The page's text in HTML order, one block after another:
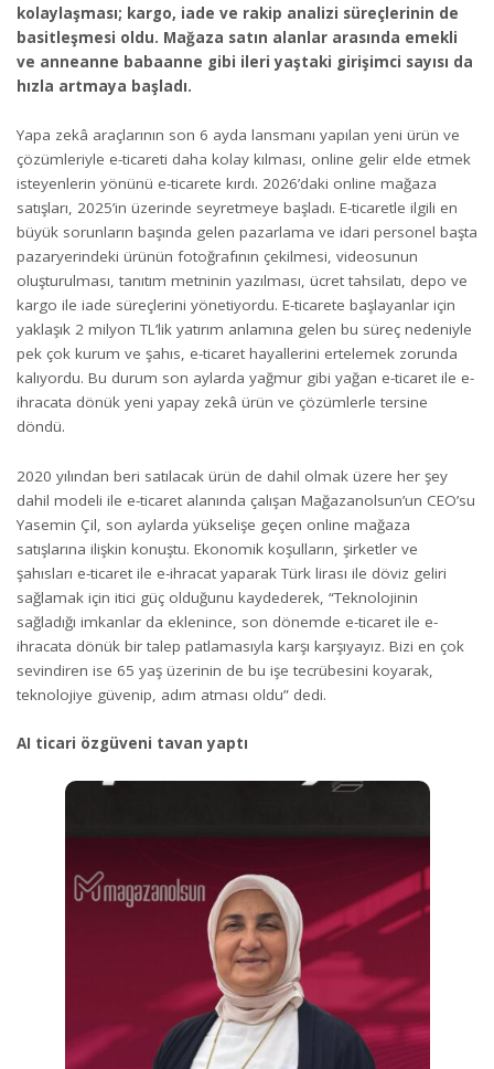
kolaylaşması; kargo, iade ve rakip analizi süreçlerinin de
basitleşmesi oldu. Mağaza satın alanlar arasında emekli
ve anneanne babaanne gibi ileri yaştaki girişimci sayısı da
hızla artmaya başladı.
Yapa zekâ araçlarının son 6 ayda lansmanı yapılan yeni ürün ve
çözümleriyle e-ticareti daha kolay kılması, online gelir elde etmek
isteyenlerin yönünü e-ticarete kırdı. 2026’daki online mağaza
satışları, 2025’in üzerinde seyretmeye başladı. E-ticaretle ilgili en
büyük sorunların başında gelen pazarlama ve idari personel başta
pazaryerindeki ürünün fotoğrafının çekilmesi, videosunun
oluşturulması, tanıtım metninin yazılması, ücret tahsilatı, depo ve
kargo ile iade süreçlerini yönetiyordu. E-ticarete başlayanlar için
yaklaşık 2 milyon TL’lik yatırım anlamına gelen bu süreç nedeniyle
pek çok kurum ve şahıs, e-ticaret hayallerini ertelemek zorunda
kalıyordu. Bu durum son aylarda yağmur gibi yağan e-ticaret ile e-
ihracata dönük yeni yapay zekâ ürün ve çözümlerle tersine
döndü.
2020 yılından beri satılacak ürün de dahil olmak üzere her şey
dahil modeli ile e-ticaret alanında çalışan Mağazanolsun’un CEO’su
Yasemin Çil, son aylarda yükselişe geçen online mağaza
satışlarına ilişkin konuştu. Ekonomik koşulların, şirketler ve
şahısları e-ticaret ile e-ihracat yaparak Türk lirası ile döviz geliri
sağlamak için itici güç olduğunu kaydederek, “Teknolojinin
sağladığı imkanlar da eklenince, son dönemde e-ticaret ile e-
ihracata dönük bir talep patlamasıyla karşı karşıyayız. Bizi en çok
sevindiren ise 65 yaş üzerinin de bu işe tecrübesini koyarak,
teknolojiye güvenip, adım atması oldu” dedi.
AI ticari özgüveni tavan yaptı